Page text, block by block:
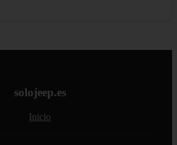
solojeep.es
Inicio